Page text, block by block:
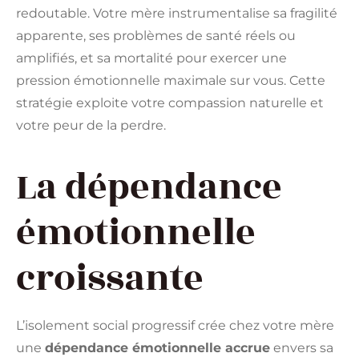
redoutable. Votre mère instrumentalise sa fragilité
apparente, ses problèmes de santé réels ou
amplifiés, et sa mortalité pour exercer une
pression émotionnelle maximale sur vous. Cette
stratégie exploite votre compassion naturelle et
votre peur de la perdre.
La dépendance
émotionnelle
croissante
L’isolement social progressif crée chez votre mère
une dépendance émotionnelle accrue envers sa